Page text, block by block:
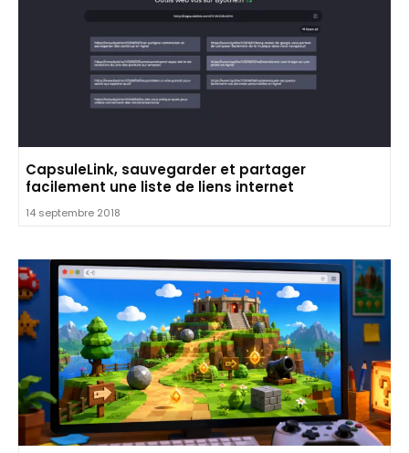
CapsuleLink, sauvegarder et partager
facilement une liste de liens internet
14 septembre 2018